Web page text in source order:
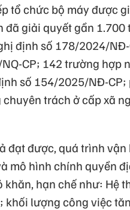
tổ chức bộ máy được
đã giải quyết gần
định số 178/2024/
CP; 142 trường hợp
số 154/2025/NĐ-
trách ở cấp xã
đạt được, quá trình
mô hình chính quyền
hạn chế như: Hệ
khối lượng công việc